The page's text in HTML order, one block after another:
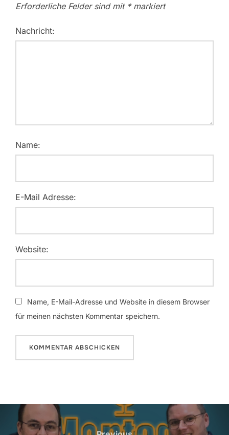
Erforderliche Felder sind mit *markiert
Nachricht:
Name:
E-Mail Adresse:
Website:
Name, E-Mail-Adresse und Website in diesem Browser
für meinen nächsten Kommentar speichern.
Beitragsnavigation